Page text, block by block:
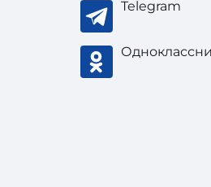
Telegram